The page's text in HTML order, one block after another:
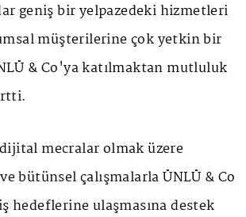
geniş bir yelpazedeki hizmetleri
müşterilerine çok yetkin bir
& Co'ya katılmaktan mutluluk
mecralar olmak üzere
bütünsel çalışmalarla ÜNLÜ & Co
hedeflerine ulaşmasına destek